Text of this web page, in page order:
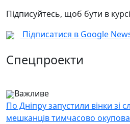
Підписуйтесь, щоб бути в
Підписатися в Google
Спецпроекти
Важливе
По Дніпру запустили вінки зі
мешканців тимчасово